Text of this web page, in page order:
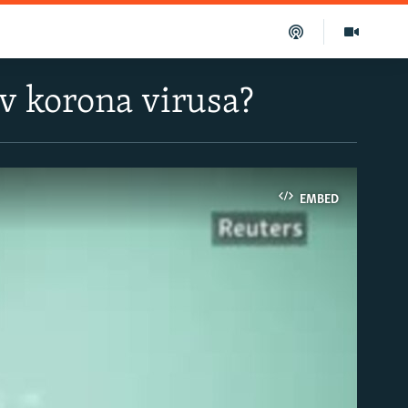
korona virusa?
EMBED